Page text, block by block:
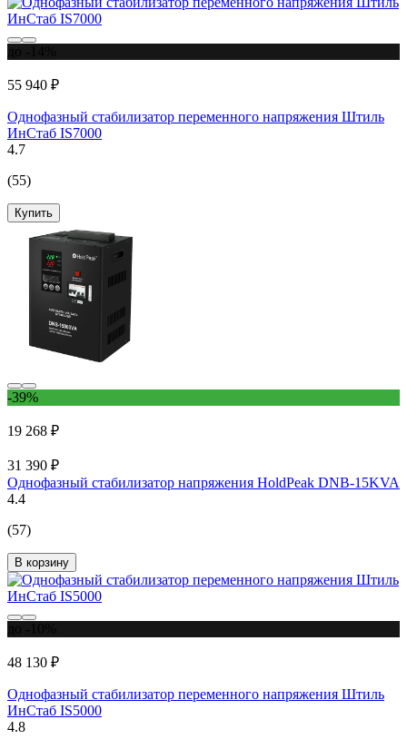
55 940 ₽
Однофазный стабилизатор переменного напряжения Штиль
ИнСтаб IS7000
4.7
(55)
Купить
-39%
19 268 ₽
31 390 ₽
Однофазный стабилизатор напряжения HoldPeak DNB-15KVA
4.4
(57)
В корзину
48 130 ₽
Однофазный стабилизатор переменного напряжения Штиль
ИнСтаб IS5000
4.8